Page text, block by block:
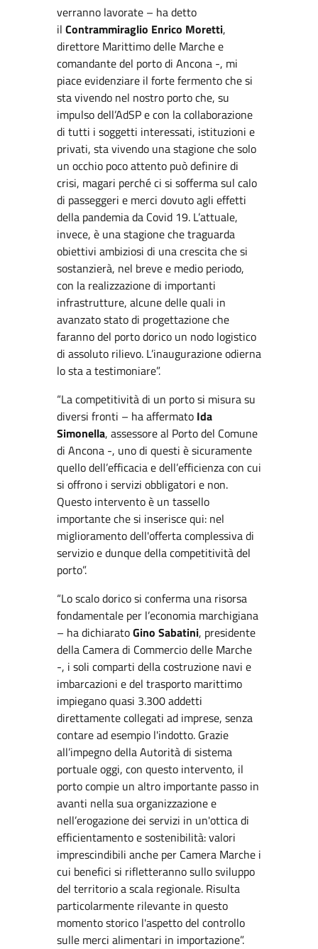
verranno lavorate – ha detto
il Contrammiraglio Enrico Moretti,
direttore Marittimo delle Marche e
comandante del porto di Ancona -, mi
piace evidenziare il forte fermento che si
sta vivendo nel nostro porto che, su
impulso dell’AdSP e con la collaborazione
di tutti i soggetti interessati, istituzioni e
privati, sta vivendo una stagione che solo
un occhio poco attento può definire di
crisi, magari perché ci si sofferma sul calo
di passeggeri e merci dovuto agli effetti
della pandemia da Covid 19. L’attuale,
invece, è una stagione che traguarda
obiettivi ambiziosi di una crescita che si
sostanzierà, nel breve e medio periodo,
con la realizzazione di importanti
infrastrutture, alcune delle quali in
avanzato stato di progettazione che
faranno del porto dorico un nodo logistico
di assoluto rilievo. L’inaugurazione odierna
lo sta a testimoniare”.
“La competitività di un porto si misura su
diversi fronti – ha affermato Ida
Simonella, assessore al Porto del Comune
di Ancona -, uno di questi è sicuramente
quello dell’efficacia e dell’efficienza con cui
si offrono i servizi obbligatori e non.
Questo intervento è un tassello
importante che si inserisce qui: nel
miglioramento dell'offerta complessiva di
servizio e dunque della competitività del
porto”.
“Lo scalo dorico si conferma una risorsa
fondamentale per l’economia marchigiana
– ha dichiaratoGino Sabatini, presidente
della Camera di Commercio delle Marche
-, i soli comparti della costruzione navi e
imbarcazioni e del trasporto marittimo
impiegano quasi 3.300 addetti
direttamente collegati ad imprese, senza
contare ad esempio l'indotto. Grazie
all’impegno della Autorità di sistema
portuale oggi, con questo intervento, il
porto compie un altro importante passo in
avanti nella sua organizzazione e
nell’erogazione dei servizi in un'ottica di
efficientamento e sostenibilità: valori
imprescindibili anche per Camera Marche i
cui benefici si rifletteranno sullo sviluppo
del territorio a scala regionale. Risulta
particolarmente rilevante in questo
momento storico l'aspetto del controllo
sulle merci alimentari in importazione”.